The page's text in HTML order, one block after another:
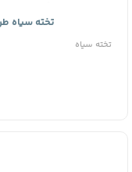
تخته سیاه
تخته سیاه